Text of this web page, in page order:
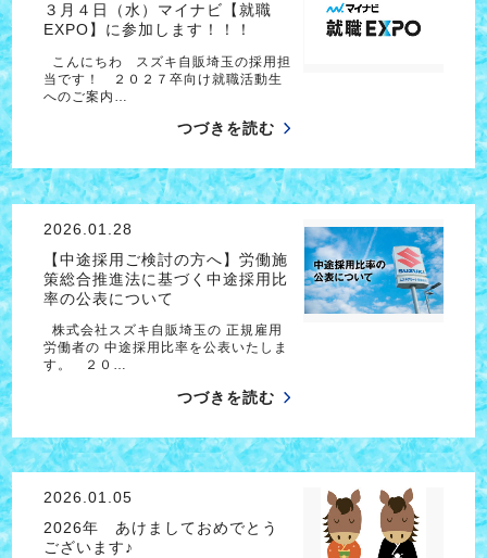
３月４日（水）マイナビ【就職
EXPO】に参加します！！！
こんにちわ スズキ自販埼玉の採用担
当です！ ２０２７卒向け就職活動生
へのご案内…
つづきを読む
2026.01.28
【中途採用ご検討の方へ】労働施
策総合推進法に基づく中途採用比
率の公表について
株式会社スズキ自販埼玉の 正規雇用
労働者の 中途採用比率を公表いたしま
す。 ２０…
つづきを読む
2026.01.05
2026年 あけましておめでとう
ございます♪